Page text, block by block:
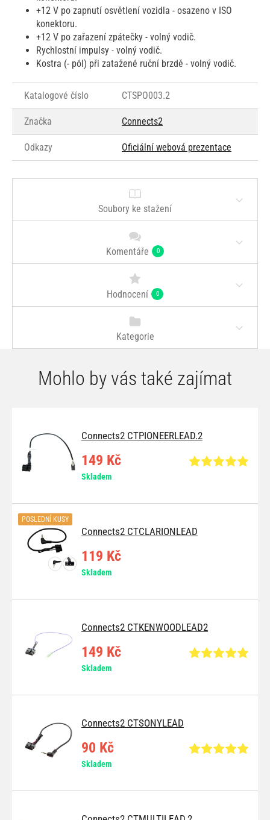
+12 V po zapnutí osvětlení vozidla - osazeno v ISO
konektoru.
+12 V po zařazení zpátečky - volný vodič.
Rychlostní impulsy - volný vodič.
Kostra (- pól) při zatažené ruční brzdě - volný vodič.
Katalogové číslo CTSPO003.2
Značka Connects2
Odkazy Oficiální webová prezentace
Soubory ke stažení
Komentáře 0
Hodnocení 0
Kategorie
Mohlo by vás také zajímat
Connects2 CTPIONEERLEAD.2
149 Kč
Skladem
Connects2 CTCLARIONLEAD
POSLEDNÍ KUSY
119 Kč
Skladem
Connects2 CTKENWOODLEAD2
149 Kč
Skladem
Connects2 CTSONYLEAD
90 Kč
Skladem